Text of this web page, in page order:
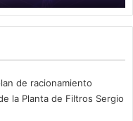
de racionamiento
la Planta de Filtros Sergio